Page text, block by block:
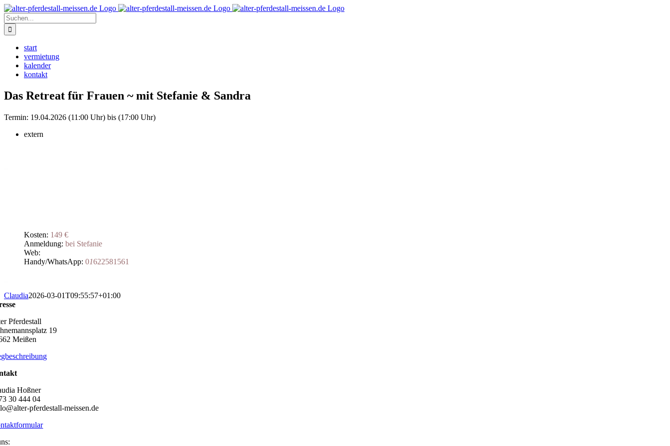
Zum
Inhalt
springen
Instagram
Suche
nach:
start
vermietung
kalender
kontakt
Das Retreat für Frauen ~ mit Stefanie & Sandra
Termin: 19.04.2026 (11:00 Uhr) bis (17:00 Uhr)
extern
Kosten: 149 €
Anmeldung: bei Stefanie
Web:
Handy/WhatsApp: 01622581561
Claudia2026-03-01T09:55:57+01:00
Pferdestall
19
Meißen
Hoßner
30 444 04
pferdestall-meissen.de